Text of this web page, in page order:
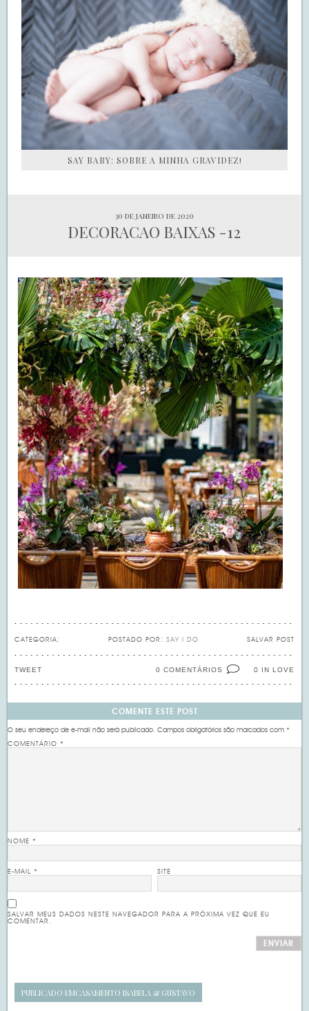
SAY BABY: SOBRE A MINHA GRAVIDEZ!
30 de janeiro de 2020
DECORACAO BAIXAS -12
CATEGORIA: SALVAR POST
POSTADO POR: SAY I DO
0 IN LOVE
0 COMENTÁRIOS
TWEET
COMENTE ESTE POST
O seu endereço de e-mail não será publicado. Campos obrigatórios são marcados com*
COMENTÁRIO*
NOME*
E-MAIL* SITE
SALVAR MEUS DADOS NESTE NAVEGADOR PARA A PRÓXIMA VEZ QUE EU
COMENTAR.
PUBLICADO EMCASAMENTO ISABELA & GUSTAVO